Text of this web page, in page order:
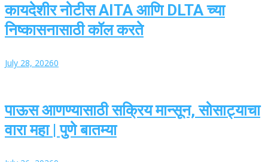
कायदेशीर नोटीस AITA आणि DLTA च्या
निष्कासनासाठी कॉल करते
July 28, 20260
पाऊस आणण्यासाठी सक्रिय मान्सून, सोसाट्याचा
वारा महा | पुणे बातम्या